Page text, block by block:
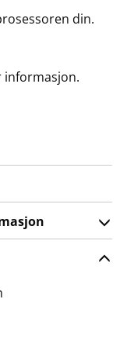
din.
informasjon.